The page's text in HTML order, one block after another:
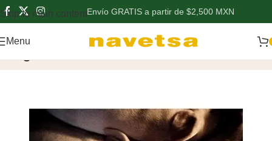
Skip to main contentEnvío GRATIS a partir de $2,500 MXN
Menu